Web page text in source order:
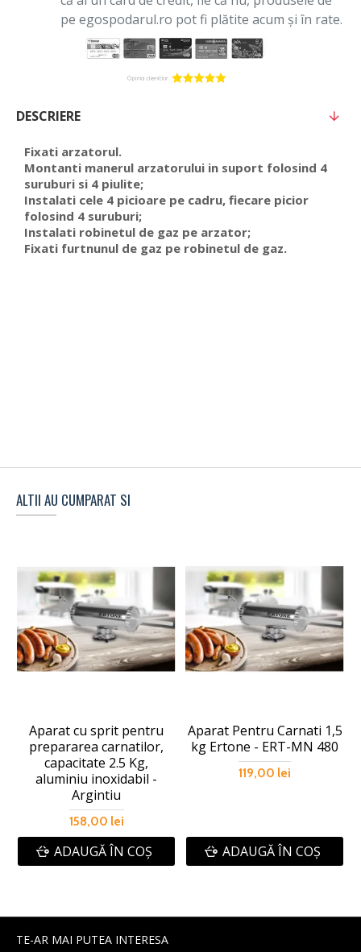
pe egospodarul.ro pot fi plătite acum și în rate.
DESCRIERE
Fixati arzatorul.
Montanti manerul arzatorului in suport folosind 4
suruburi si 4 piulite;
Instalati cele 4 picioare pe cadru, fiecare picior
folosind 4 suruburi;
Instalati robinetul de gaz pe arzator;
Fixati furtnunul de gaz pe robinetul de gaz.
ALTII AU CUMPARAT SI
Aparat cu sprit pentru
prepararea carnatilor,
capacitate 2.5 Kg,
aluminiu inoxidabil -
Argintiu
158,00 lei
ADAUGĂ ÎN COŞ
Aparat Pentru Carnati 1,5
kg Ertone - ERT-MN 480
119,00 lei
ADAUGĂ ÎN COŞ
TE-AR MAI PUTEA INTERESA